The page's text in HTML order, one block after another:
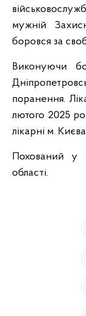
мужній
боровся за
Виконуючи
поранення.
лютого 2025
лікарні м.
Похований у
області.